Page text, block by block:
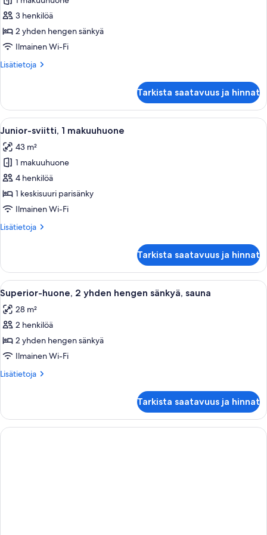
(Standard)
kuvat
3 henkilöä
2 yhden hengen sänkyä
Ilmainen Wi-Fi
Lisätietoja
Lisätietoja
Tarkista saatavuus ja hinnat
Avaa
kaikki
huonetyypin
Junior-
sviitti,
1
makuuhuone
Hotellihuone, jossa on kaksi sänkyä,
5
Junior-sviitti, 1 makuuhuone
43 m²
1 makuuhuone
4 henkilöä
1 keskisuuri parisänky
Ilmainen Wi-Fi
Lisätietoja
Lisätietoja
1
makuuhuone
Tarkista saatavuus ja hinnat
Avaa
kaikki
huonetyypin
Superior-
huone,
2
yhden
hengen
sauna
kuvat
Hotellihuone, jossa on sänky,
4
Superior-huone, 2 yhden hengen sänkyä, sauna
28 m²
2 henkilöä
2 yhden hengen sänkyä
Ilmainen Wi-Fi
Lisätietoja
Lisätietoja
2
yhden
hengen
Tarkista saatavuus ja hinnat